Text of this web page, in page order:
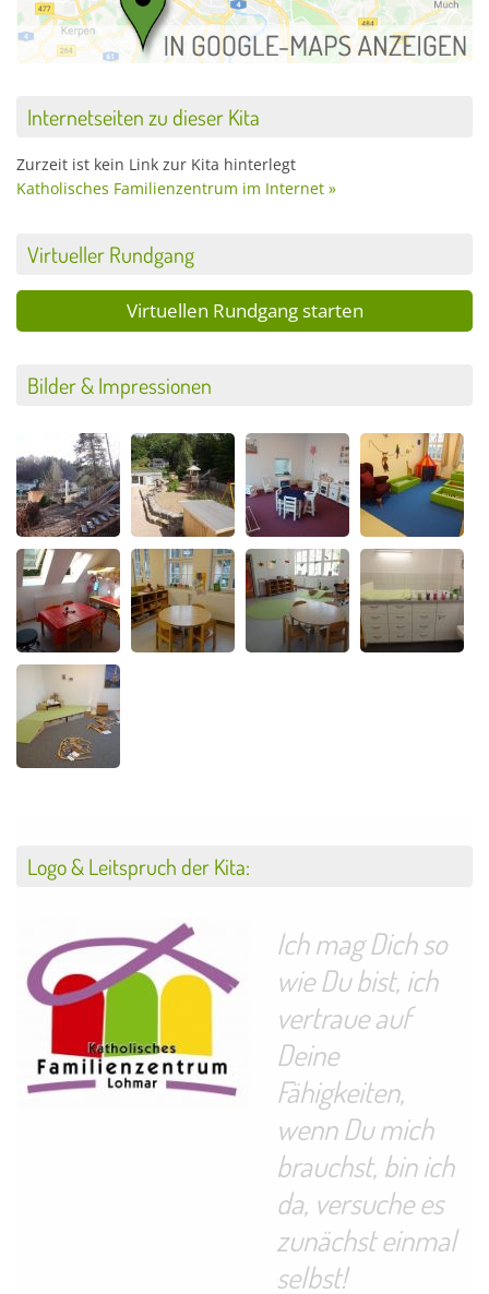
Internetseiten zu dieser Kita
Zurzeit ist kein Link zur Kita hinterlegt
Katholisches Familienzentrum im Internet »
Virtueller Rundgang
Virtuellen Rundgang starten
Bilder & Impressionen
Logo & Leitspruch der Kita:
Ich mag Dich so
wie Du bist, ich
vertraue auf
Deine
Fähigkeiten,
wenn Du mich
brauchst, bin ich
da, versuche es
zunächst einmal
selbst!